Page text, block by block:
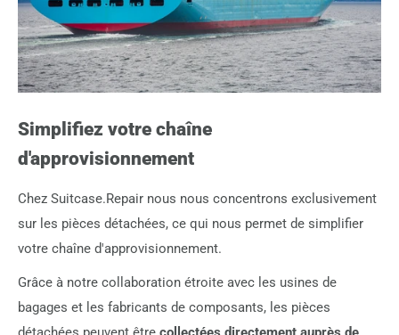
Simplifiez votre chaîne
d'approvisionnement
Chez Suitcase.Repair nous nous concentrons exclusivement
sur les pièces détachées, ce qui nous permet de simplifier
votre chaîne d'approvisionnement.
Grâce à notre collaboration étroite avec les usines de
bagages et les fabricants de composants, les pièces